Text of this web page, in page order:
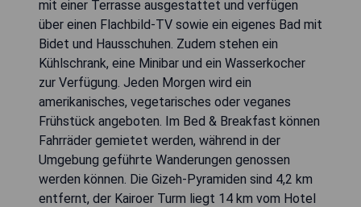
mit einer Terrasse ausgestattet und verfügen
über einen Flachbild-TV sowie ein eigenes Bad mit
Bidet und Hausschuhen. Zudem stehen ein
Kühlschrank, eine Minibar und ein Wasserkocher
zur Verfügung. Jeden Morgen wird ein
amerikanisches, vegetarisches oder veganes
Frühstück angeboten. Im Bed & Breakfast können
Fahrräder gemietet werden, während in der
Umgebung geführte Wanderungen genossen
werden können. Die Gizeh-Pyramiden sind 4,2 km
entfernt, der Kairoer Turm liegt 14 km vom Hotel